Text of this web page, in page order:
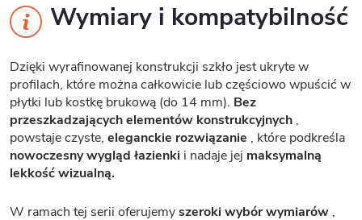
Wymiary i kompatybilność
Dzięki wyrafinowanej konstrukcji szkło jest ukryte w
profilach, które można całkowicie lub częściowo wpuścić w
płytki lub kostkę brukową (do 14 mm). Bez
przeszkadzających elementów konstrukcyjnych ,
powstaje czyste, eleganckie rozwiązanie , które podkreśla
nowoczesny wygląd łazienki i nadaje jej maksymalną
lekkość wizualną.
W ramach tej serii oferujemyszeroki wybór wymiarów ,